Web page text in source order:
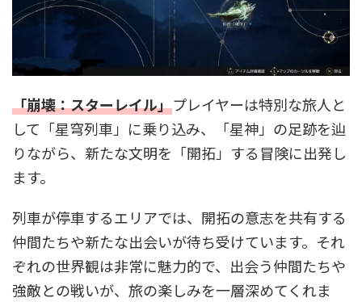
「崩壊：スターレイル」プレイヤーは特別な旅人と
して「星穹列車」に乗り込み、「星神」の足跡を辿
りながら、新たな文明を「開拓」する冒険に出発し
ます。
列車が停車するエリアでは、開拓の意志を共有する
仲間たちや新たな出会いが待ち受けています。それ
ぞれの世界観は非常に魅力的で、出会う仲間たちや
強敵との戦いが、旅の楽しみを一層深めてくれま